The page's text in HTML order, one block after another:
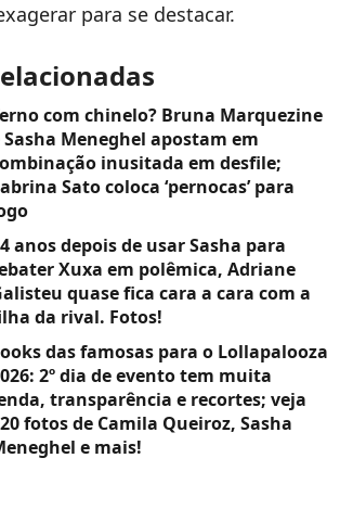
para se destacar.
com chinelo? Bruna Marquezine
Sasha Meneghel apostam em
inusitada em desfile;
Sato coloca ‘pernocas’ para
anos depois de usar Sasha para
Xuxa em polêmica, Adriane
quase fica cara a cara com a
da rival. Fotos!
das famosas para o Lollapalooza
2º dia de evento tem muita
transparência e recortes; veja
fotos de Camila Queiroz, Sasha
e mais!